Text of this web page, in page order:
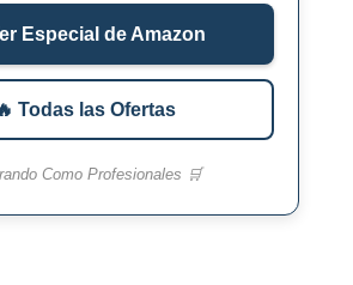
Especial de Amazon
Todas las Ofertas
Como Profesionales 🛒